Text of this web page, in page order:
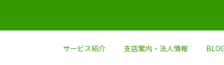
サービス紹介 支店案内・法人情報